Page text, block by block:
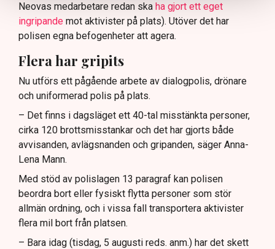
Neovas medarbetare redan ska ha gjort ett eget
ingripande mot aktivister på plats). Utöver det har
polisen egna befogenheter att agera.
Flera har gripits
Nu utförs ett pågående arbete av dialogpolis, drönare
och uniformerad polis på plats.
– Det finns i dagsläget ett 40-tal misstänkta personer,
cirka 120 brottsmisstankar och det har gjorts både
avvisanden, avlägsnanden och gripanden, säger Anna-
Lena Mann.
Med stöd av polislagen 13 paragraf kan polisen
beordra bort eller fysiskt flytta personer som stör
allmän ordning, och i vissa fall transportera aktivister
flera mil bort från platsen.
– Bara idag (tisdag, 5 augusti reds. anm.) har det skett